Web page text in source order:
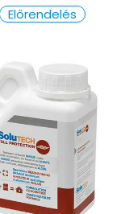
Előrendelés